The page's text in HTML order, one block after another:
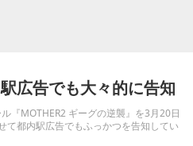
広告でも大々的に告知
『MOTHER2 ギーグの逆襲』を3月20日
て都内駅広告でもふっかつを告知してい